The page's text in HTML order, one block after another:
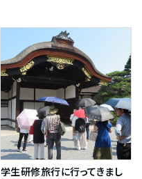
学生研修旅行に行ってきまし